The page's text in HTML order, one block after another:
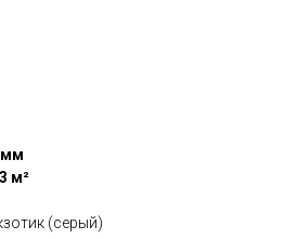
мм
м²
(серый)